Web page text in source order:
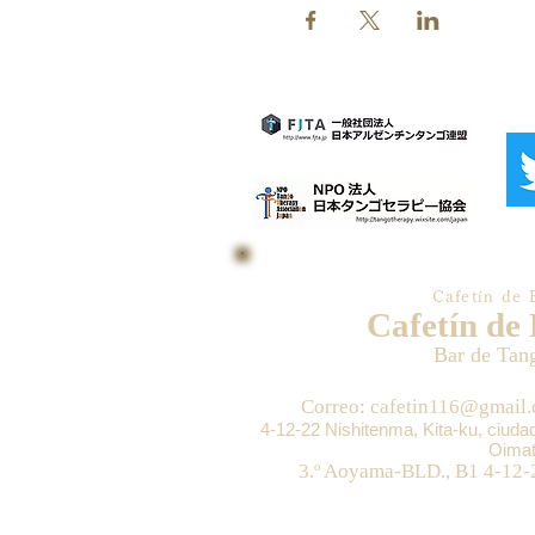
Cafetín de
Cafetín de
Bar de
Correo:
4-12-22 Nishitenma, Kita-ku,
3.º Aoyama-BLD., B1 4-